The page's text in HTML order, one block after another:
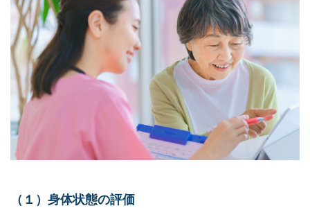
ンを確
認する
9.5
（５）
家族の
ニーズ
を理解
（５）
地域の
アセス
（１）身体状態の評価